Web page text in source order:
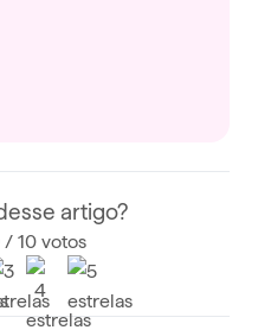
artigo?
10 votos